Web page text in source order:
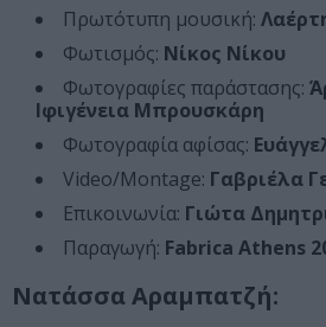
Πρωτότυπη μουσική:
Φωτισμός: Νίκος Νίκου
Φωτογραφίες παράστασης:
Ιφιγένεια Μπρουσκάρη
Φωτογραφία αφίσας:
Video/Montage: Γαβριέλα
Επικοινωνία: Γιώτα
Παραγωγή: Fabrica Athens
Νατάσσα Αραμπατζή: